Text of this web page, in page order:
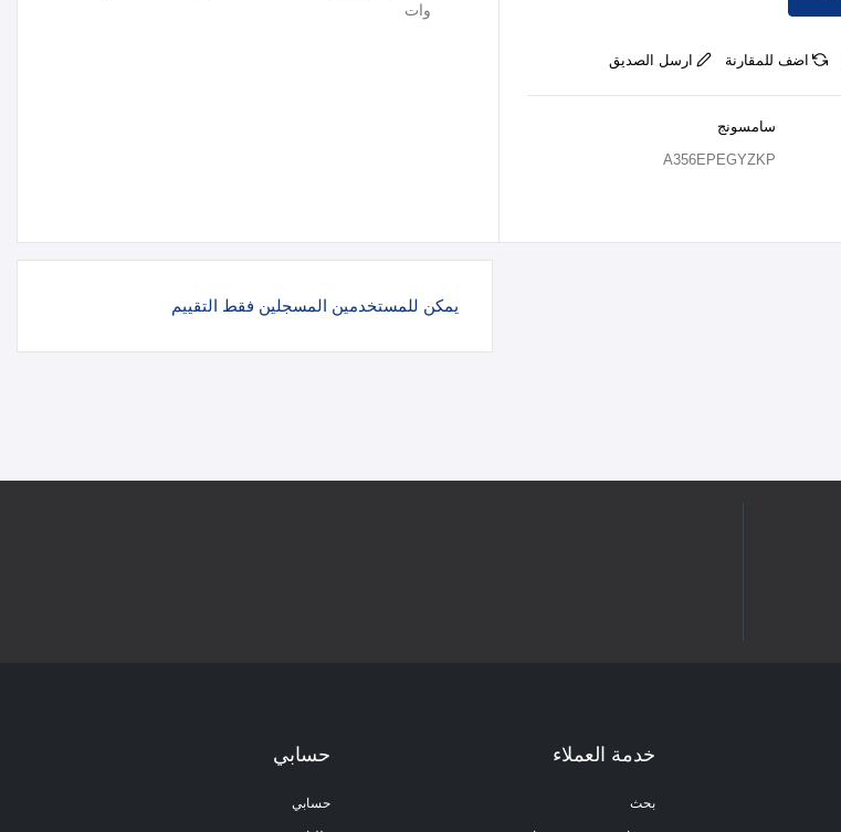
اضف للمقارنة ارسل الصديق
سامسونج
A356EPEGYZKP
وات
يمكن للمستخدمين المسجلين فقط التقييم
خدمة العملاء
بحث
حسابي
حسابي